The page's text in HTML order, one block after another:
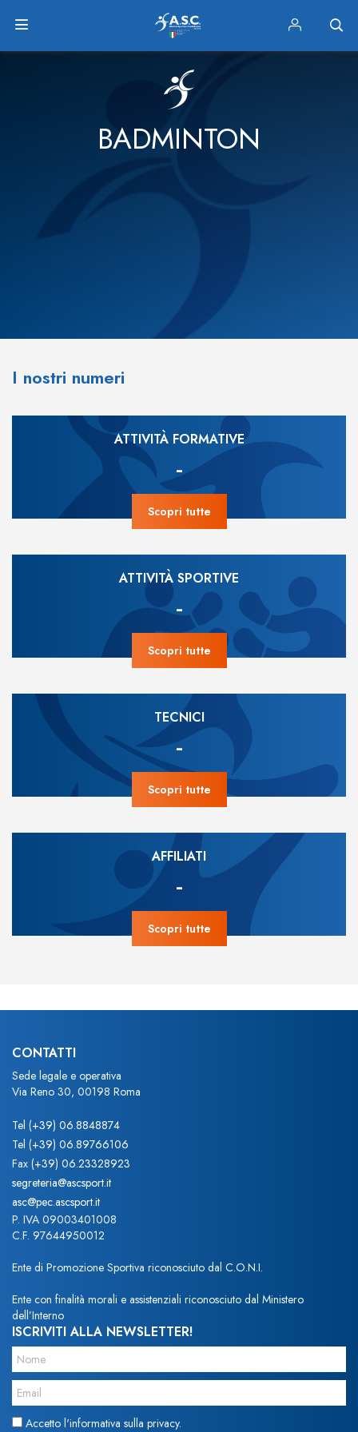
BADMINTON
I nostri numeri
ATTIVITÀ FORMATIVE
-
Scopri tutte
ATTIVITÀ SPORTIVE
-
Scopri tutte
TECNICI
-
Scopri tutte
AFFILIATI
-
Scopri tutte
CONTATTI
Sede legale e operativa
Via Reno 30, 00198 Roma
Tel (+39) 06.8848874
Tel (+39) 06.89766106
Fax (+39) 06.23328923
segreteria@ascsport.it
asc@pec.ascsport.it
P. IVA 09003401008
C.F. 97644950012
Ente di Promozione Sportiva riconosciuto dal C.O.N.I.
Ente con finalità morali e assistenziali riconosciuto dal Ministero
dell’Interno
ISCRIVITI ALLA NEWSLETTER!
Accetto l'informativa sulla privacy.